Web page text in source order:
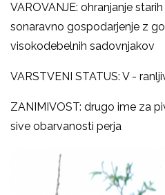
VAROVANJE: ohranjanje
sonaravno gospodarjenje z
visokodebelnih sadovnjakov
VARSTVENI STATUS: V -
ZANIMIVOST: drugo ime za
sive obarvanosti perja